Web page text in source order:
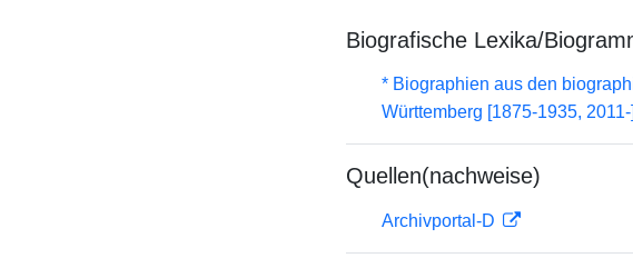
Biografische Lexika/
* Biographien aus den
Württemberg [1875-1935, 2011-]
Quellen(nachweise)
Archivportal-D